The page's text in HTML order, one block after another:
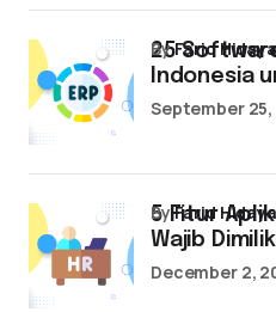
25
Indonesia
byFarid
September
5 Fitur
Wajib
byFarid
December 2,